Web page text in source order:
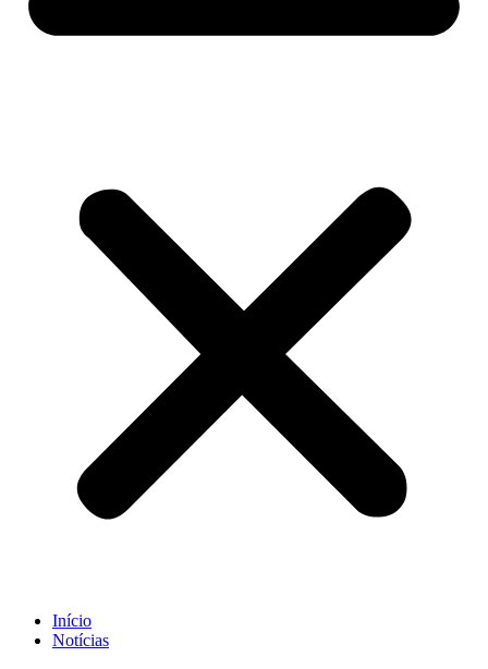
Início
Notícias